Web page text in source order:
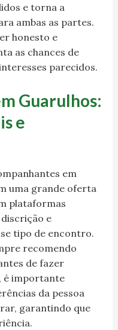
e torna a
ambas as partes.
honesto e
as chances de
parecidos.
Guarulhos:
e
em
uma grande oferta
plataformas
e
tipo de encontro.
recomendo
de fazer
é importante
da pessoa
garantindo que